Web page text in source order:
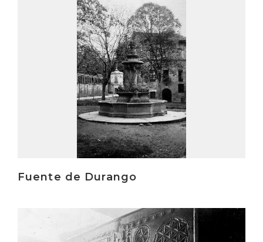
Fuente de Durango
Irakurri